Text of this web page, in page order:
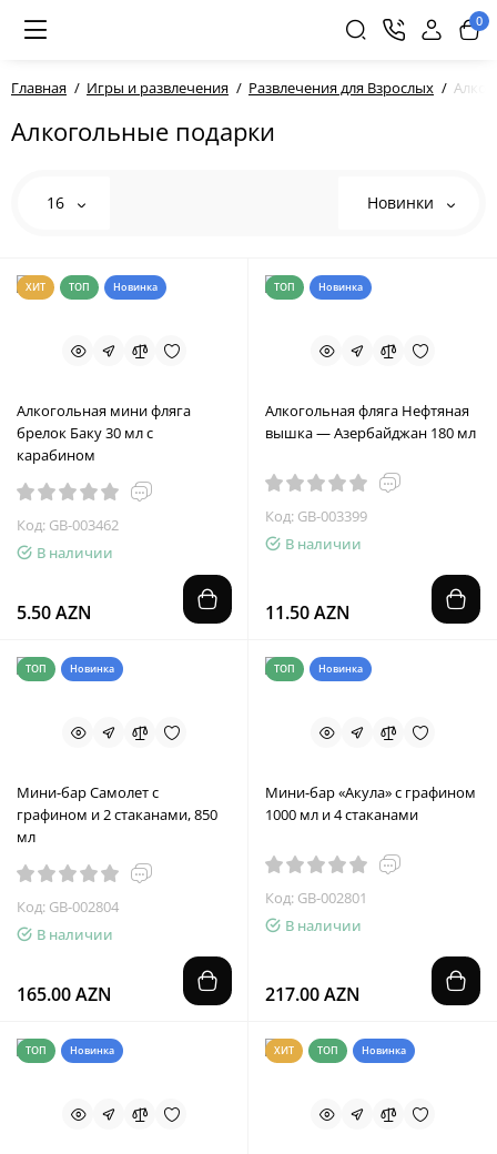
0
Главная Игры и развлечения Развлечения для Взрослых
Алкогольные подарки
16 Новинки
ХИТ ТОП Новинка
Алкогольная мини фляга
брелок Баку 30 мл с
карабином
Код: GB-003462
В наличии
5.50 AZN
ТОП Новинка
Алкогольная фляга Нефтяная
вышка — Азербайджан 180 мл
Код: GB-003399
В наличии
11.50 AZN
ТОП Новинка
Мини-бар Самолет с
графином и 2 стаканами, 850
мл
Код: GB-002804
В наличии
165.00 AZN
ТОП Новинка
Мини-бар «Акула» с графином
1000 мл и 4 стаканами
Код: GB-002801
В наличии
217.00 AZN
ТОП Новинка ХИТ ТОП Новинка